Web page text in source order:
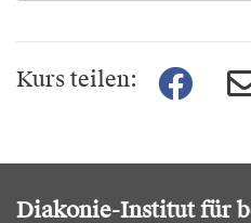
Kurs teilen:
Diakonie-Institut für